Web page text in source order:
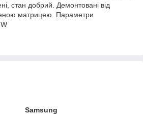
стан добрий. Демонтовані від
матрицею. Параметри
Samsung